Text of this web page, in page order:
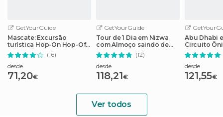
GetYourGuide
Mascate: Excursão
turística Hop-On Hop-Off
do Big Bus
(16)
desde
71,20€
GetYourGuide
Tour de 1 Dia em Nizwa
com Almoço saindo de
Mascate
(12)
desde
118,21€
Abu Dhabi
Circuito
Hop-Off
desde
121,55€
Ver todos